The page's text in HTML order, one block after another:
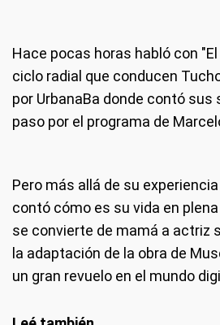
Hace pocas horas habló con
ciclo radial que conducen
por UrbanaBa donde contó
paso por el programa de
Pero más allá de su
contó cómo es su vida en
se convierte de mamá a actriz
la adaptación de la obra de
un gran revuelo en el mundo